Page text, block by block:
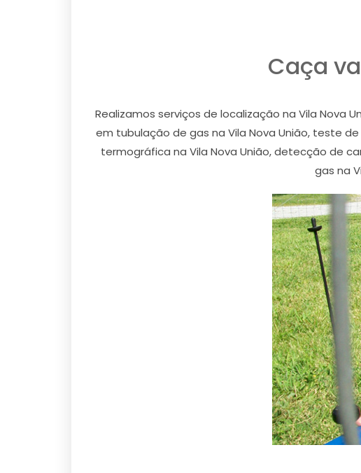
Caça
Realizamos serviços de localização na Vila Nova
em tubulação de gas na Vila Nova União, teste
termográfica na Vila Nova União, detecção de
gas na